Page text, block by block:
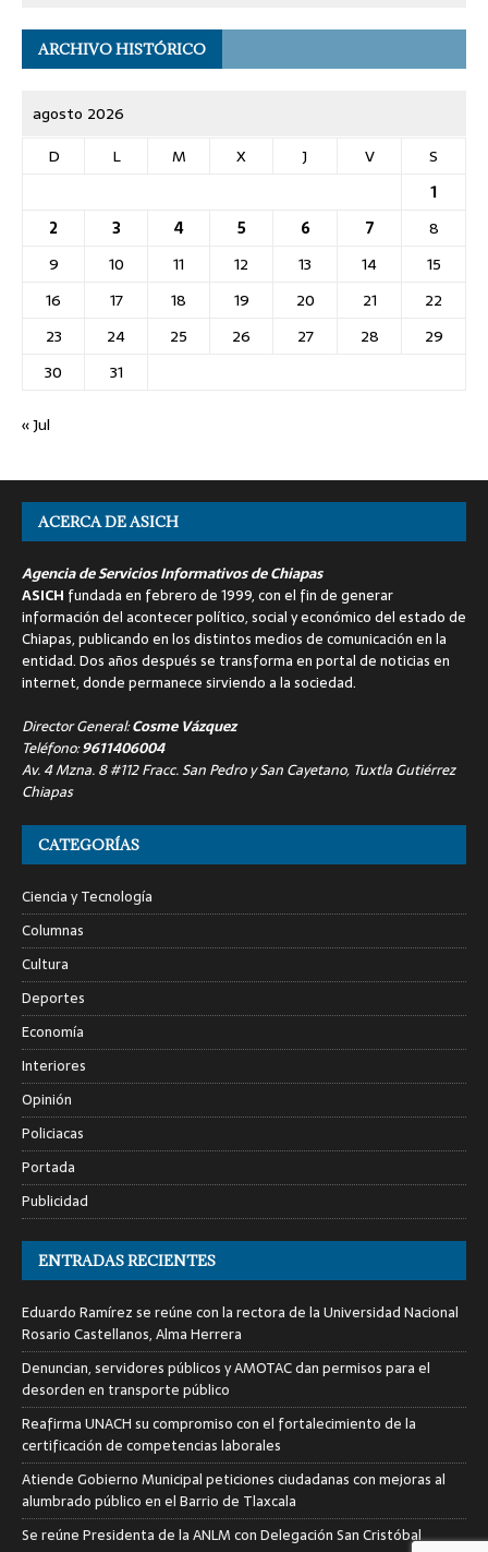
ARCHIVO HISTÓRICO
agosto 2026
D
L M X J V
S
1
2
3 4 5 6 7
8
9
10 11 12 13 14
15
16
17 18 19 20 21
22
23
24 25 26 27 28
29
30
31
« Jul
ACERCA DE ASICH
Agencia de Servicios Informativos de Chiapas
ASICH fundada en febrero de 1999, con el fin de generar
información del acontecer político, social y económico del estado de
Chiapas, publicando en los distintos medios de comunicación en la
entidad. Dos años después se transforma en portal de noticias en
internet, donde permanece sirviendo a la sociedad.
Director General:Cosme Vázquez
Teléfono:9611406004
Av. 4 Mzna. 8 #112 Fracc. San Pedro y San Cayetano, Tuxtla Gutiérrez
Chiapas
CATEGORÍAS
Ciencia y Tecnología
Columnas
Cultura
Deportes
Economía
Interiores
Opinión
Policiacas
Portada
Publicidad
ENTRADAS RECIENTES
Eduardo Ramírez se reúne con la rectora de la Universidad Nacional
Rosario Castellanos, Alma Herrera
Denuncian, servidores públicos y AMOTAC dan permisos para el
desorden en transporte público
Reafirma UNACH su compromiso con el fortalecimiento de la
certificación de competencias laborales
Atiende Gobierno Municipal peticiones ciudadanas con mejoras al
alumbrado público en el Barrio de Tlaxcala
Se reúne Presidenta de la ANLM con Delegación San Cristóbal